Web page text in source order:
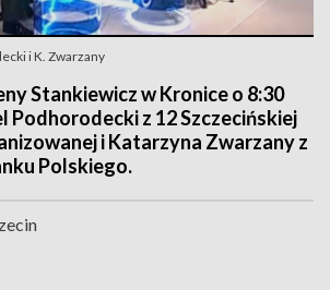
i K. Zwarzany
Stankiewicz w Kronice o 8:30
Podhorodecki z 12 Szczecińskiej
i Katarzyna Zwarzany z
Polskiego.